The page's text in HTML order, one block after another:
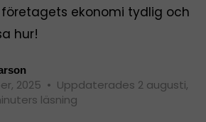
ekonomi tydlig och
hur!
2025 • Uppdaterades 2 augusti,
läsning